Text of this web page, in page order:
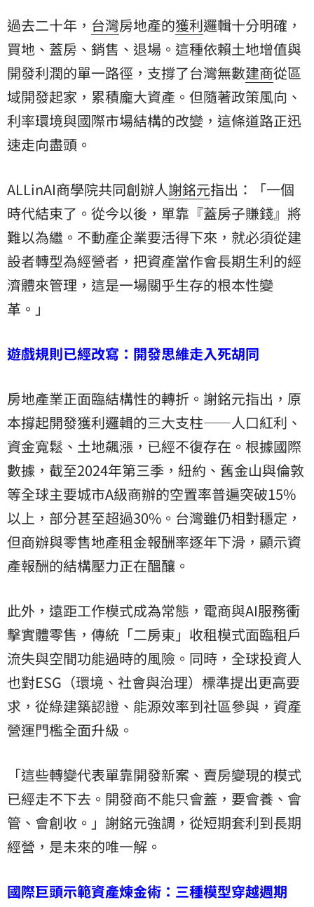
過去二十年， 台灣房地產的獲利邏輯十分明確，
買地、蓋房、銷售、退場。這種依賴土地增值與
開發利潤的單一路徑，支撐了台灣無數建商從區
域開發起家，累積龐大資產。但隨著政策風向、
利率環境與國際市場結構的改變，這條道路正迅
速走向盡頭。
ALLinAI商學院共同創辦人謝銘元指出：「一個
時代結束了。從今以後，單靠『蓋房子賺錢』將
難以為繼。不動產企業要活得下來，就必須從建
設者轉型為經營者，把資產當作會長期生利的經
濟體來管理，這是一場關乎生存的根本性變
革。」
遊戲規則已經改寫：開發思維走入死胡同
房地產業正面臨結構性的轉折。謝銘元指出，原
本撐起開發獲利邏輯的三大支柱——人口紅利、
資金寬鬆、土地飆漲，已經不復存在。根據國際
數據，截至2024年第三季，紐約、舊金山與倫敦
等全球主要城市A級商辦的空置率普遍突破15%
以上，部分甚至超過30%。台灣雖仍相對穩定，
但商辦與零售地產租金報酬率逐年下滑，顯示資
產報酬的結構壓力正在醞釀。
此外，遠距工作模式成為常態，電商與AI服務衝
擊實體零售，傳統「二房東」收租模式面臨租戶
流失與空間功能過時的風險。同時，全球投資人
也對ESG（環境、社會與治理）標準提出更高要
求，從綠建築認證、能源效率到社區參與，資產
營運門檻全面升級。
「這些轉變代表單靠開發新案、賣房變現的模式
已經走不下去。開發商不能只會蓋，要會養、會
管、會創收。」謝銘元強調，從短期套利到長期
經營，是未來的唯一解。
國際巨頭示範資產煉金術：三種模型穿越週期